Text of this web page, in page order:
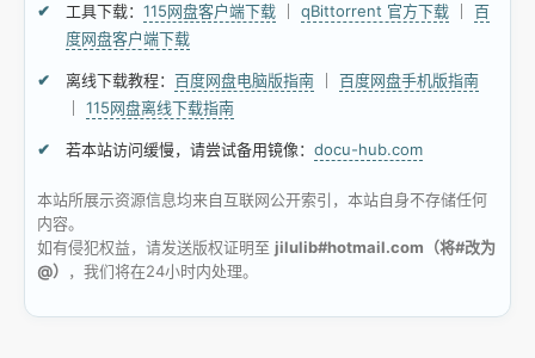
工具下载： 115网盘客户端下载 qBittorrent 官方下载
百
度网盘客户端下载
离线下载教程： 百度网盘电脑版指南
百度网盘手机版指南
115网盘离线下载指南
若本站访问缓慢，请尝试备用镜像： docu-hub.com
本站所展示资源信息均来自互联网公开索引，本站自身不存储任何
内容。
如有侵犯权益，请发送版权证明至 jilulib#hotmail.com（将#改为
@）
，我们将在24小时内处理。